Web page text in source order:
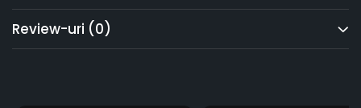
Review-uri (0)